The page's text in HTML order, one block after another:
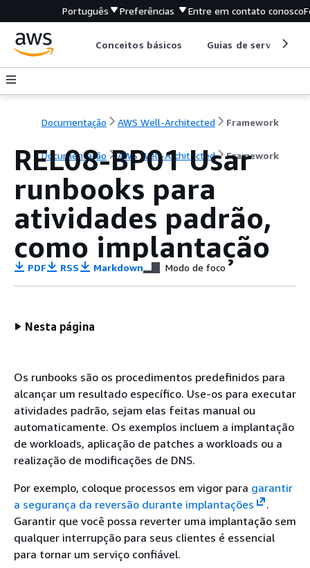
Português Preferências Entre em contato conosco
Conceitos básicos Guias de serviço
Documentação AWS Well-Architected Framework
Documentação AWS Well-Architected Framework
REL08-BP01 Usar
runbooks para
atividades padrão,
como implantação
PDF RSS Markdown Modo de foco
Nesta página
Os runbooks são os procedimentos predefinidos para
alcançar um resultado específico. Use-os para executar
atividades padrão, sejam elas feitas manual ou
automaticamente. Os exemplos incluem a implantação
de workloads, aplicação de patches a workloads ou a
realização de modificações de DNS.
Por exemplo, coloque processos em vigor para garantir
a segurança da reversão durante implantações
.
Garantir que você possa reverter uma implantação sem
qualquer interrupção para seus clientes é essencial
para tornar um serviço confiável.